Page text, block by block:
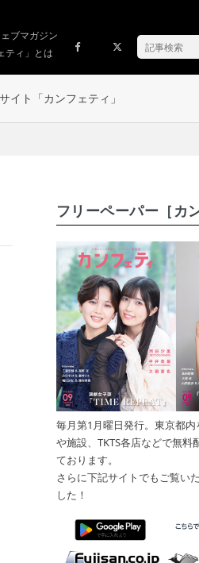
ブマガジン
ティ」とは
イト「カンフェティ」
フリーペーパー［カ
毎月第1月曜日発行。東京都
や施設、TKTS各店などで無料
ております。
さらに下記サイトでもご覧い
した！